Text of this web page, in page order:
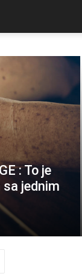
: To je
jednim